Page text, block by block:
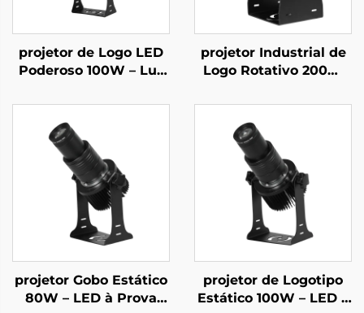
projetor de Logo LED
Poderoso 100W – Luz
Prova d'Água com
Controle Remoto para
Branding Comercial
Externo
projetor Industrial de
Logo Rotativo 200W
Gobo para Segurança
em Fábrica e Aviso de
Passagem
projetor Gobo Estático
80W – LED à Prova
projetor de Logotipo
Estático 100W – LED à